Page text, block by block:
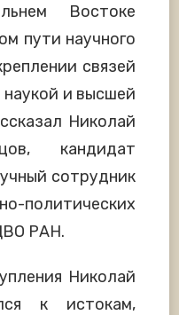
Востоке
пути научного
связей
и высшей
Николай
кандидат
сотрудник
РАН.
Николай
к истокам,